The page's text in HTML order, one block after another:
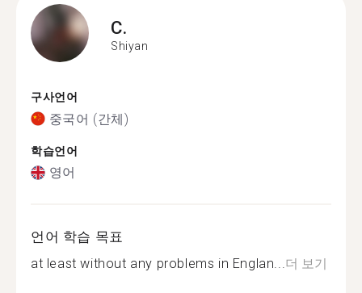
C.
Shiyan
구사언어
중국어 (간체)
학습언어
영어
언어 학습 목표
at least without any problems in Englan...더 보기